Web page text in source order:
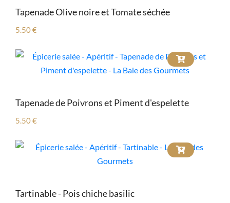
Tapenade Olive noire et Tomate séchée
5.50 €
Tapenade de Poivrons et Piment d'espelette
5.50 €
Tartinable - Pois chiche basilic